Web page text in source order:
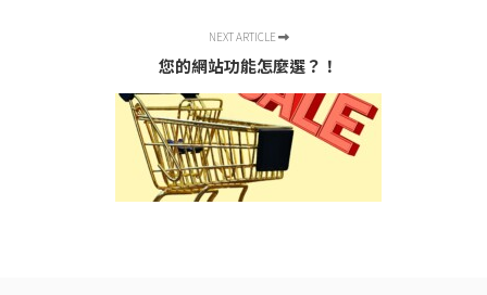
NEXT ARTICLE
您的網站功能怎麼選？！